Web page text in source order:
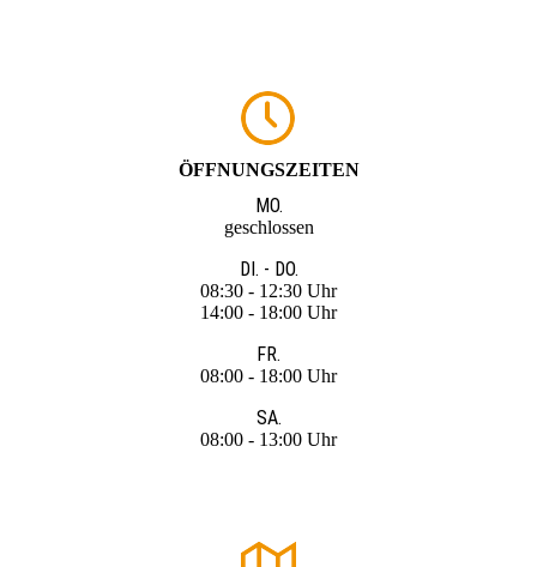
ÖFFNUNGSZEITEN
MO.
geschlossen
DI. - DO.
08:30 - 12:30 Uhr
14:00 - 18:00 Uhr
FR.
08:00 - 18:00 Uhr
SA.
08:00 - 13:00 Uhr